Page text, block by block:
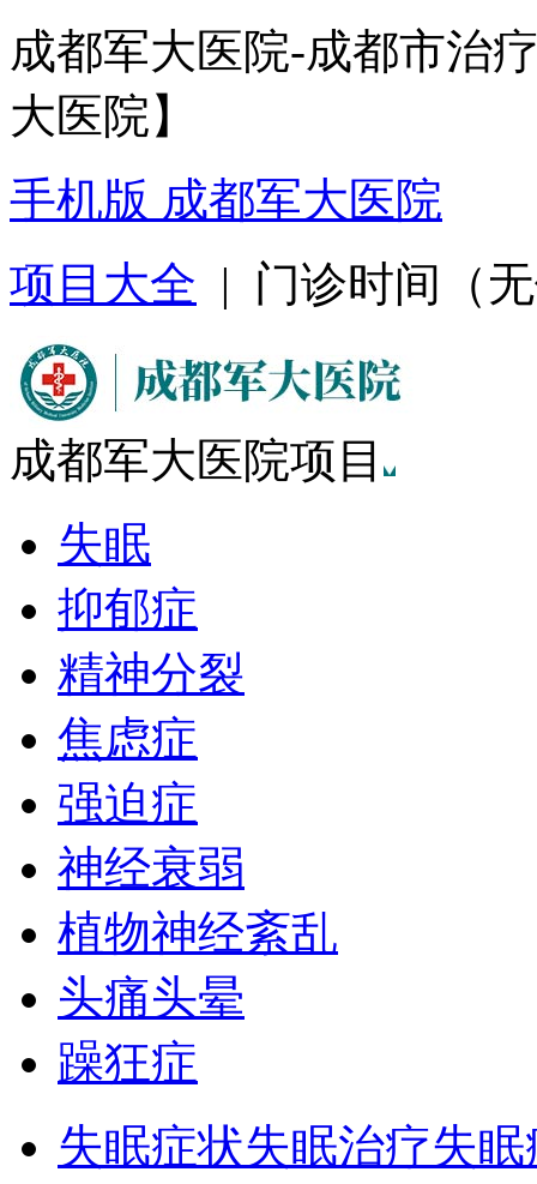
成都军大医院-成都市治
大医院】
手机版 成都军大医院
项目大全 | 门诊时间（
成都军大医院项目
失眠
抑郁症
精神分裂
焦虑症
强迫症
神经衰弱
植物神经紊乱
头痛头晕
躁狂症
失眠症状失眠治疗失